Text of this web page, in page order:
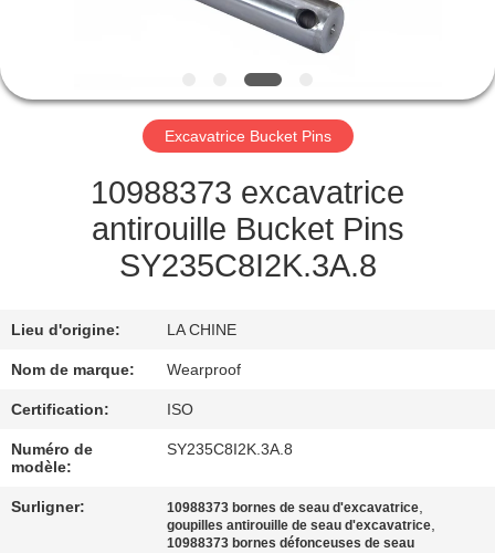
DE
CONTACTEZ-
UNE
CITATION
PLAN
DU
SITE
Excavatrice Bucket Pins
10988373 excavatrice
antirouille Bucket Pins
SY235C8I2K.3A.8
Lieu d'origine: LA CHINE
Nom de marque: Wearproof
Certification: ISO
Numéro de
modèle:
SY235C8I2K.3A.8
Surligner: 10988373 bornes de seau d'excavatrice,
goupilles antirouille de seau d'excavatrice,
10988373 bornes défonceuses de seau